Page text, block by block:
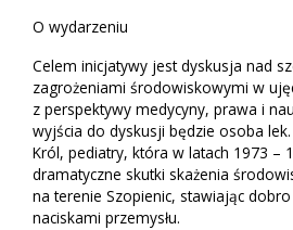
O wydarzeniu
Celem inicjatywy jest dyskusja nad
zagrożeniami środowiskowymi w
z perspektywy medycyny, prawa i
wyjścia do dyskusji będzie osoba
Król, pediatry, która w latach 1973 –
dramatyczne skutki skażenia
na terenie Szopienic, stawiając
naciskami przemysłu.